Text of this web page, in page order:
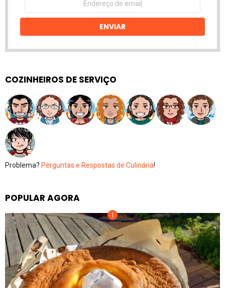
email
ENVIAR
COZINHEIROS DE SERVIÇO
Problema? Perguntas e Respostas de Culinária!
POPULAR AGORA